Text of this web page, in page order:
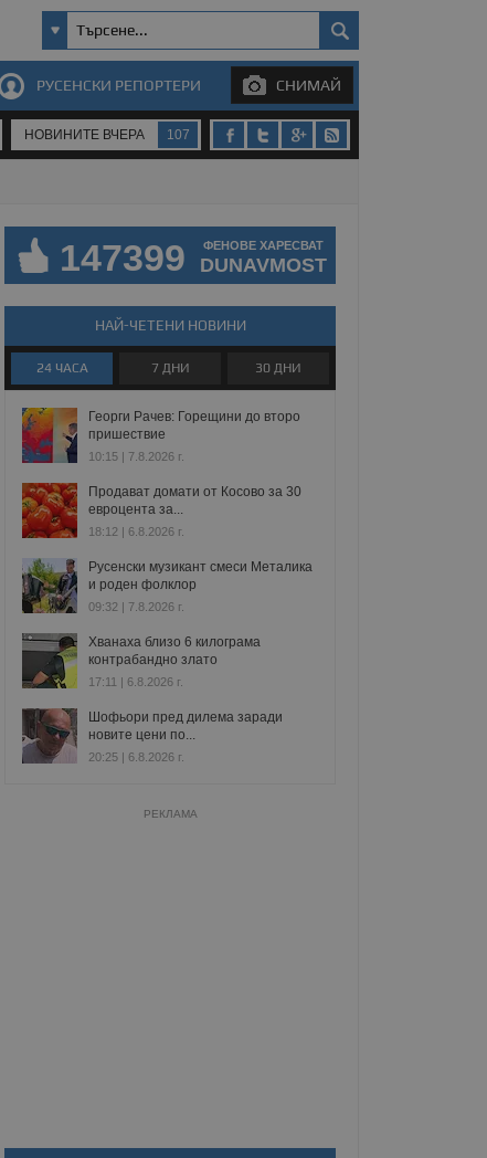
РУСЕНСКИ РЕПОРТЕРИ СНИМАЙ
НОВИНИТЕ ВЧЕРА 107
147399 ФЕНОВЕ ХАРЕСВАТ
DUNAVMOST
НАЙ-ЧЕТЕНИ НОВИНИ
24 ЧАСА 7 ДНИ 30 ДНИ
Георги Рачев: Горещини до второ
пришествие
10:15 | 7.8.2026 г.
Продават домати от Косово за 30
евроцента за...
18:12 | 6.8.2026 г.
Русенски музикант смеси Металика
и роден фолклор
09:32 | 7.8.2026 г.
Хванаха близо 6 килограма
контрабандно злато
17:11 | 6.8.2026 г.
Шофьори пред дилема заради
новите цени по...
20:25 | 6.8.2026 г.
РЕКЛАМА